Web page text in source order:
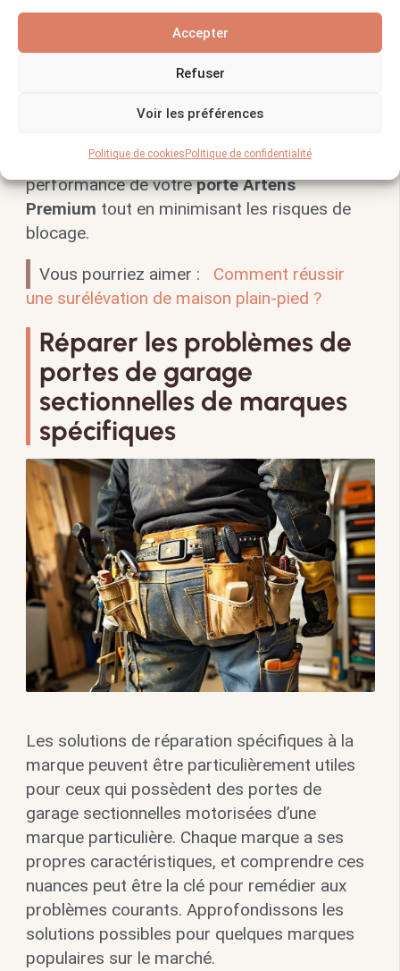
Accepter
Refuser
Voir les préférences
Politique de cookies Politique de confidentialité
En suivant ces conseils, vous optimiserez la
performance de votreporte Artens
Premium tout en minimisant les risques de
blocage.
Vous pourriez aimer :
Comment réussir
une surélévation de maison plain-pied ?
Réparer les problèmes de
portes de garage
sectionnelles de marques
spécifiques
Les solutions de réparation spécifiques à la
marque peuvent être particulièrement utiles
pour ceux qui possèdent des portes de
garage sectionnelles motorisées d’une
marque particulière. Chaque marque a ses
propres caractéristiques, et comprendre ces
nuances peut être la clé pour remédier aux
problèmes courants. Approfondissons les
solutions possibles pour quelques marques
populaires sur le marché.